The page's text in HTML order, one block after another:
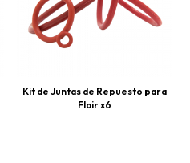
Kit de Juntas de Repuesto para
Flair x6